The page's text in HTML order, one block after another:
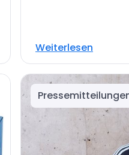
Weiterlesen